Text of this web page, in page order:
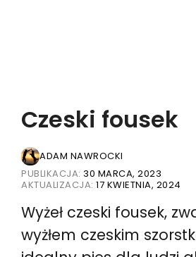
Czeski fousek
ADAM NAWROCKI
PUBLIKACJA: 30 MARCA, 2023
AKTUALIZACJA: 17 KWIETNIA, 2024
Wyżeł czeski fousek,
wyżłem czeskim